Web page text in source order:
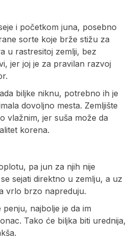
i početkom juna, posebno
sorte koje brže stižu za
u rastresitoj zemlji, bez
jer joj je za pravilan razvoj
biljke niknu, potrebno ih je
dovoljno mesta. Zemljište
vlažnim, jer suša može da
korena.
pa jun za njih nije
sejati direktno u zemlju, a uz
vrlo brzo napreduju.
najbolje je da im
Tako će biljka biti urednija,